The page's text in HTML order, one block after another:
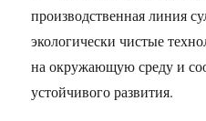
производственная линия
экологически чистые
на окружающую среду и
устойчивого развития.